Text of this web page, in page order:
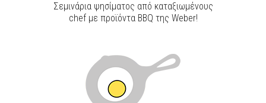
Σεμινάρια ψησίματος από καταξιωμένους
chef με προϊόντα BBQ της Weber!